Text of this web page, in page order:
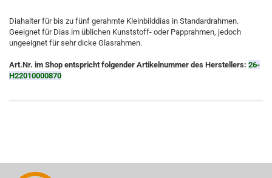
Diahalter für bis zu fünf gerahmte Kleinbilddias in Standardrahmen.
Geeignet für Dias im üblichen Kunststoff- oder Papprahmen, jedoch
ungeeignet für sehr dicke Glasrahmen.
Art.Nr. im Shop entspricht folgender Artikelnummer des Herstellers: 26-
H22010000870